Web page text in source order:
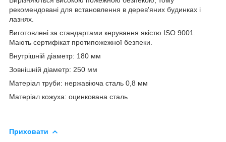
рекомендовані для встановлення в дерев'яних будинках і
лазнях.
Виготовлені за стандартами керування якістю ISO 9001.
Мають сертифікат протипожежної безпеки.
Внутрішній діаметр: 180 мм
Зовнішній діаметр: 250 мм
Матеріал труби: нержавіюча сталь 0,8 мм
Матеріал кожуха: оцинкована сталь
Приховати